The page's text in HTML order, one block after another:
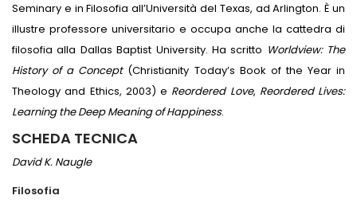
Seminary e in Filosofia all’Università del Texas, ad Arlington. È un
illustre professore universitario e occupa anche la cattedra di
filosofia alla Dallas Baptist University. Ha scritto Worldview: The
History of a Concept(Christianity Today’s Book of the Year in
Theology and Ethics, 2003) e Reordered Love, Reordered Lives:
Learning the Deep Meaning of Happiness.
SCHEDA TECNICA
David K. Naugle
Filosofia